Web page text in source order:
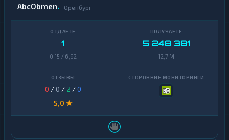
AbcObmen Оренбург
1
0,15 / 6,92
5 248 381
12,7 M
0 / 0 / 2 /0
5,0 ★